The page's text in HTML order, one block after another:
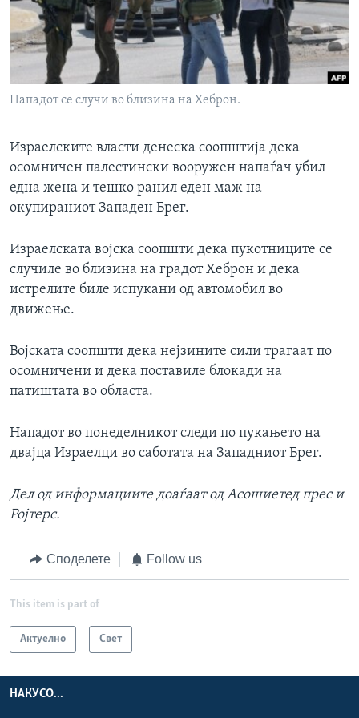
ИНТЕРВЈУА
Јазици
Нападот се случи во близина на Хеброн.
Израелските власти денеска соопштија дека
осомничен палестински вооружен напаѓач убил
една жена и тешко ранил еден маж на
окупираниот Западен Брег.
Израелската војска соопшти дека пукотниците се
случиле во близина на градот Хеброн и дека
истрелите биле испукани од автомобил во
движење.
Војската соопшти дека нејзините сили трагаат по
осомничени и дека поставиле блокади на
патиштата во областа.
Нападот во понеделникот следи по пукањето на
двајца Израелци во саботата на Западниот Брег.
Дел од информациите доаѓаат од Асошиетед прес и
Ројтерс.
Споделете Follow us
This item is part of
Актуелно Свет
НАКУСО...